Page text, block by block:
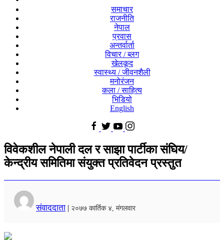
समाचार
राजनीति
नेपाल
प्रवास
अन्तर्वार्ता
विचार / ब्लग
खेलकूद
स्वास्थ्य / जीवनशैली
मनोरंजन
कला / साहित्य
भिडियो
English
विवेकशील नेपाली दल र साझा पार्टीका संघिय/
केन्द्रीय समितिमा संयुक्त प्रतिवेदन प्रस्तुत
संवाददाता | २०७७ कार्तिक ४, मंगलवार